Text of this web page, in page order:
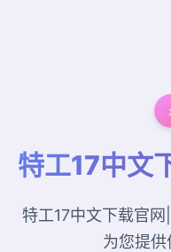
特工17中文
特工17中文下载官网
为您提供